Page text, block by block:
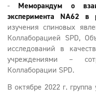
- Меморандум о
эксперимента NA62 в
изучения спиновых
Коллаборацией SPD,
исследований в
учреждениями –
Коллаборации SPD.
В октябре 2022 г.